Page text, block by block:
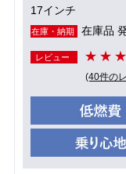
17インチ
在庫・納期 在庫品
レビュー
(40件の